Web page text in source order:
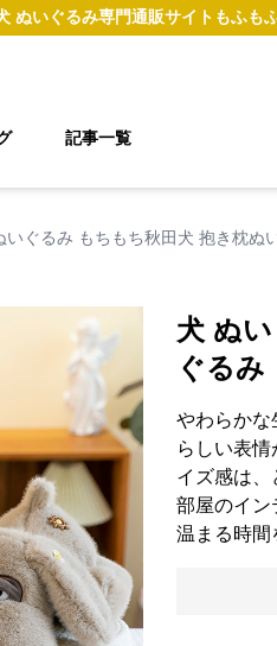
ぬいぐるみ専門通販サイト もふも
記事一覧
いぐるみ もちもち秋田犬 抱き枕ぬ
犬 ぬ
ぐるみ
やわらかな
らしい表
イズ感は、
部屋のイン
温まる時間